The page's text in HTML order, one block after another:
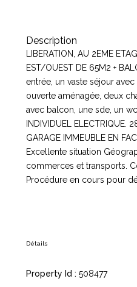
Description
LIBERATION, AU 2EME
EST/OUEST DE 65M2 +
entrée, un vaste séjour
ouverte aménagée, deux
avec balcon, une sde, un
INDIVIDUEL ELECTRIQUE.
GARAGE IMMEUBLE EN
Excellente situation
commerces et transports.
Procédure en cours pour
Détails
Property Id : 508477